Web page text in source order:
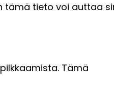
tämä tieto voi auttaa
Tämä